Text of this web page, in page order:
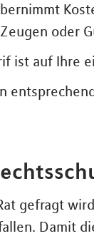
oder
ist auf Ihre
gefragt
Damit